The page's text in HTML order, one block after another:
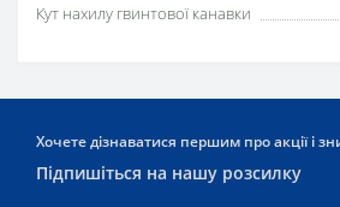
Кут нахилу гвинтової канавки
Хочете дізнаватися першим про акції і
Підпишіться на нашу розсилку